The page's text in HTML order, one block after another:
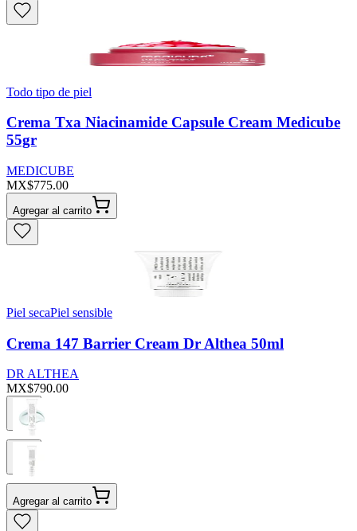
Todo tipo de piel
Crema Txa Niacinamide Capsule Cream Medicube
55gr
MEDICUBE
MX$775.00
Agregar al carrito
Piel secaPiel sensible
Crema 147 Barrier Cream Dr Althea 50ml
DR ALTHEA
MX$790.00
Agregar al carrito